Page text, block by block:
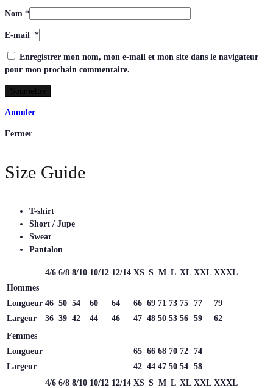
Nom *
E-mail *
Enregistrer mon nom, mon e-mail et mon site dans le navigateur
pour mon prochain commentaire.
Annuler
Fermer
Size Guide
T-shirt
Short / Jupe
Sweat
Pantalon
4/6 6/8 8/10 10/12 12/14 XS S M L XL XXL XXXL
Hommes
Longueur 46 50 54 60 64 66 69 71 73 75 77
79
Largeur
36 39 42 44 46 47 48 50 53 56 59
62
Femmes
Longueur
65 66 68 70 72 74
Largeur
42 44 47 50 54 58
4/6 6/8 8/10 10/12 12/14 XS S M L XL XXL XXXL